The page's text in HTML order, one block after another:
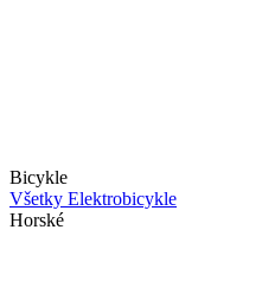
Bicykle
Všetky Elektrobicykle
Horské